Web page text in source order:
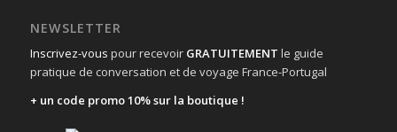
NEWSLETTER
Inscrivez-vous pour recevoir GRATUITEMENT le guide
pratique de conversation et de voyage France-Portugal
+ un code promo 10% sur la boutique !